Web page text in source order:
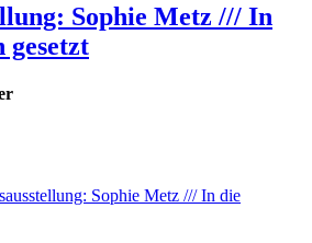
Sophie Metz /// In
gesetzt